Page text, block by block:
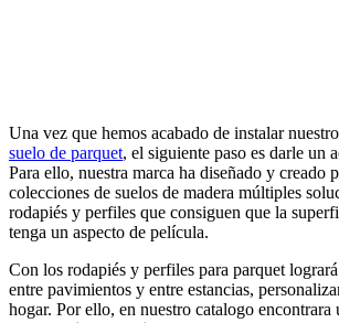
Una vez que hemos acabado de instalar
suelo de parquet, el siguiente paso es darle un
Para ello, nuestra marca ha diseñado y creado
colecciones de suelos de madera múltiples
rodapiés y perfiles que consiguen que la
tenga un aspecto de película.
Con los rodapiés y perfiles para parquet
entre pavimientos y entre estancias,
hogar. Por ello, en nuestro catalogo encontrara